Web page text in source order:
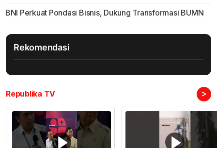
BNI Perkuat Pondasi Bisnis, Dukung Transformasi BUMN
Rekomendasi
Republika TV >